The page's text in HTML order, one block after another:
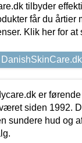
tilbyder
får du
Klik her for at
er
siden 1992.
sundere hud og